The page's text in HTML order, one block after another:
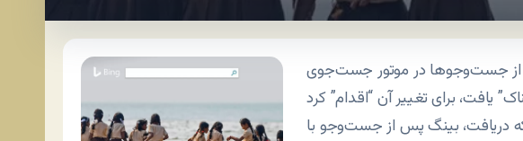
از جست‌وجوها در موتور جست‌جوی
دریافت، بینگ پس از جست‌وجو با